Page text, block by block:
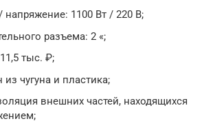
1100 Вт / 220 В;
разъема: 2 «;
тыс. ₽;
из чугуна и пластика;
внешних частей, находящихся